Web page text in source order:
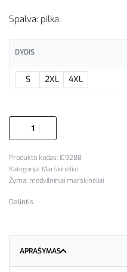
Spalva: pilka.
DYDIS
S 2XL 4XL
IC9288
Kategorija: Marškinėliai
Žyma: medvilniniai marškinėliai
Dalintis
APRAŠYMAS